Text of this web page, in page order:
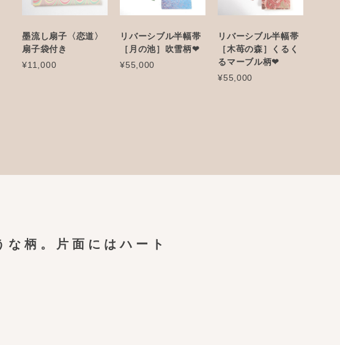
墨流し扇子〈恋道〉
扇子袋付き
¥11,000
リバーシブル半幅帯
［月の池］吹雪柄❤︎
¥55,000
リバーシブル半幅帯
［木苺の森］くるく
るマーブル柄❤︎
¥55,000
な柄。片面にはハート